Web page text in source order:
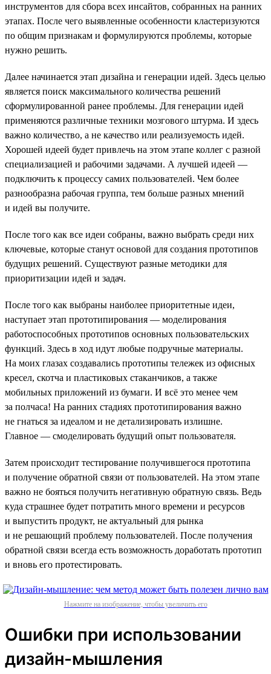
инструментов для сбора всех инсайтов, собранных на ранних
этапах. После чего выявленные особенности кластеризуются
по общим признакам и формулируются проблемы, которые
нужно решить.
Далее начинается этап дизайна и генерации идей. Здесь целью
является поиск максимального количества решений
сформулированной ранее проблемы. Для генерации идей
применяются различные техники мозгового штурма. И здесь
важно количество, а не качество или реализуемость идей.
Хорошей идеей будет привлечь на этом этапе коллег с разной
специализацией и рабочими задачами. А лучшей идеей —
подключить к процессу самих пользователей. Чем более
разнообразна рабочая группа, тем больше разных мнений
и идей вы получите.
После того как все идеи собраны, важно выбрать среди них
ключевые, которые станут основой для создания прототипов
будущих решений. Существуют разные методики для
приоритизации идей и задач.
После того как выбраны наиболее приоритетные идеи,
наступает этап прототипирования — моделирования
работоспособных прототипов основных пользовательских
функций. Здесь в ход идут любые подручные материалы.
На моих глазах создавались прототипы тележек из офисных
кресел, скотча и пластиковых стаканчиков, а также
мобильных приложений из бумаги. И всё это менее чем
за полчаса! На ранних стадиях прототипирования важно
не гнаться за идеалом и не детализировать излишне.
Главное — смоделировать будущий опыт пользователя.
Затем происходит тестирование получившегося прототипа
и получение обратной связи от пользователей. На этом этапе
важно не бояться получить негативную обратную связь. Ведь
куда страшнее будет потратить много времени и ресурсов
и выпустить продукт, не актуальный для рынка
и не решающий проблему пользователей. После получения
обратной связи всегда есть возможность доработать прототип
и вновь его протестировать.
Нажмите на изображение, чтобы увеличить его
Ошибки при использовании
дизайн-мышления